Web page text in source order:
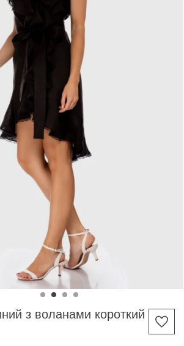
з воланами короткий